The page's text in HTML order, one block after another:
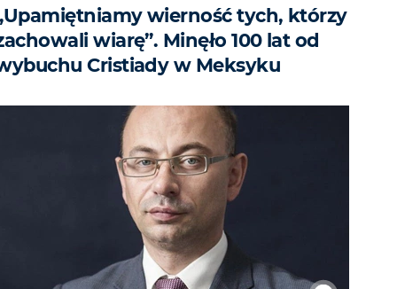
wierność tych, którzy
wiarę”. Minęło 100 lat od
Cristiady w Meksyku